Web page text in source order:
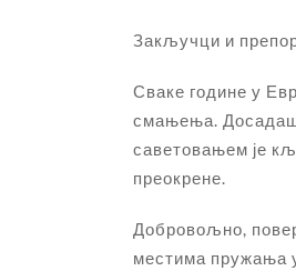
Закључци и
Сваке године у
смањења.
саветовањем је
преокрене.
Добровољно,
местима пружања